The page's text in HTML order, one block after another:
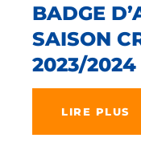
BADGE
SAISON
2023/2024
LIRE PLUS